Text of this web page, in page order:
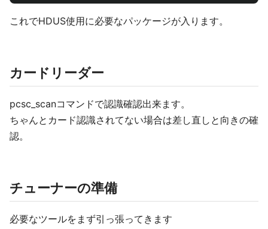
これでHDUS使用に必要なパッケージが入ります。
カードリーダー
pcsc_scanコマンドで認識確認出来ます。
ちゃんとカード認識されてない場合は差し直しと向きの確
認。
チューナーの準備
必要なツールをまず引っ張ってきます